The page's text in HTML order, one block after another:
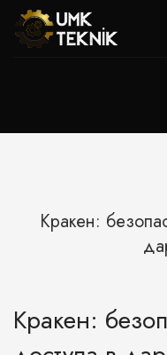
Кракен:
Кракен: